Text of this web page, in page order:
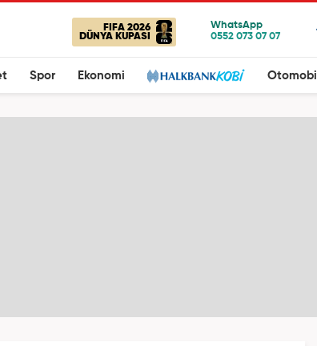
FIFA 2026
DÜNYA KUPASI
Spor Ekonomi Otomobil